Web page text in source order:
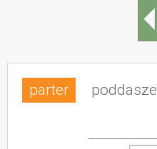
parter poddasze